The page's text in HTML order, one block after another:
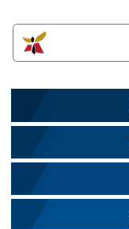
左邊區域內容